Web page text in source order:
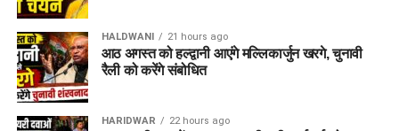
HALDWANI 21 hours ago
आठ अगस्त को हल्द्वानी आएंगे मल्लिकार्जुन खरगे, चुनावी
रैली को करेंगे संबोधित
HARIDWAR 22 hours ago